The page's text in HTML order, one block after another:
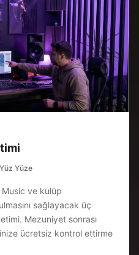
Yüze
Music ve kulüp
sağlayacak üç
Mezuniyet sonrası
ücretsiz kontrol ettirme